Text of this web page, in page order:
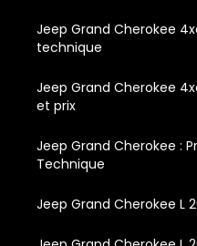
Jeep Grand Cherokee
technique
Jeep Grand Cherokee
et prix
Jeep Grand Cherokee :
Technique
Jeep Grand Cherokee L